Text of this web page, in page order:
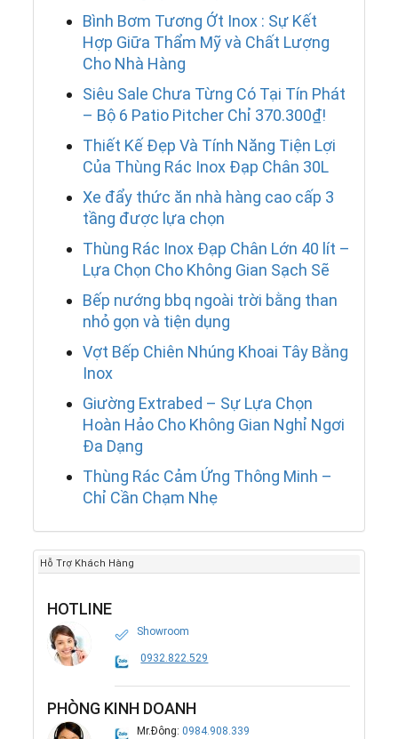
Bình Bơm Tương Ớt Inox : Sự Kết
Hợp Giữa Thẩm Mỹ và Chất Lượng
Cho Nhà Hàng
Siêu Sale Chưa Từng Có Tại Tín Phát
– Bộ 6 Patio Pitcher Chỉ 370.300₫!
Thiết Kế Đẹp Và Tính Năng Tiện Lợi
Của Thùng Rác Inox Đạp Chân 30L
Xe đẩy thức ăn nhà hàng cao cấp 3
tầng được lựa chọn
Thùng Rác Inox Đạp Chân Lớn 40 lít –
Lựa Chọn Cho Không Gian Sạch Sẽ
Bếp nướng bbq ngoài trời bằng than
nhỏ gọn và tiện dụng
Vợt Bếp Chiên Nhúng Khoai Tây Bằng
Inox
Giường Extrabed – Sự Lựa Chọn
Hoàn Hảo Cho Không Gian Nghỉ Ngơi
Đa Dạng
Thùng Rác Cảm Ứng Thông Minh –
Chỉ Cần Chạm Nhẹ
Hỗ Trợ Khách Hàng
HOTLINE
Showroom
0932.822.529
PHÒNG KINH DOANH
Mr.Đông:0984.908.339